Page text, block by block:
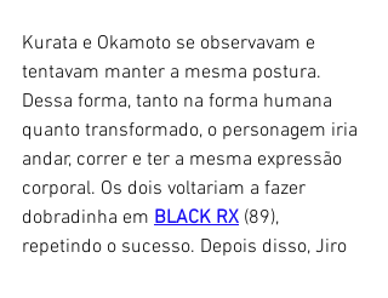
Kurata e Okamoto se observavam e
tentavam manter a mesma postura.
Dessa forma, tanto na forma humana
quanto transformado, o personagem iria
andar, correr e ter a mesma expressão
corporal. Os dois voltariam a fazer
dobradinha em BLACK RX (89),
repetindo o sucesso. Depois disso, Jiro